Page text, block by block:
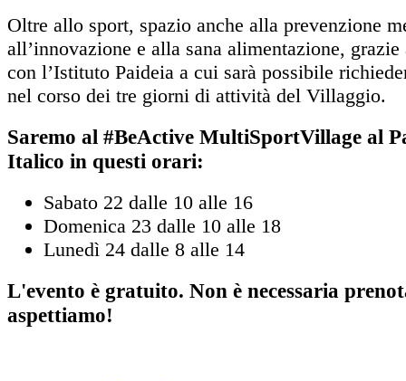
Oltre allo sport, spazio anche alla prevenzione
all’innovazione e alla sana alimentazione,
con l’Istituto Paideia a cui sarà possibile
nel corso dei tre giorni di attività del Villaggio.
Saremo al #BeActive MultiSportVillage al
Italico in questi orari:
Sabato 22 dalle 10 alle 16
Domenica 23 dalle 10 alle 18
Lunedì 24 dalle 8 alle 14
L'evento è gratuito. Non è necessaria
aspettiamo!